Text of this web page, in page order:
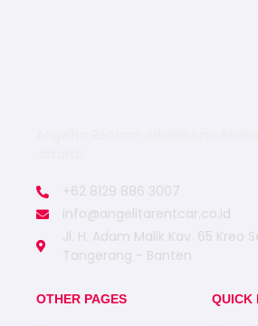
+62 8129 886 3007
info@angelitarentcar.co.id
Jl. H. Adam Malik Kav. 65 Kreo
Tangerang - Banten
OTHER PAGES QUICK